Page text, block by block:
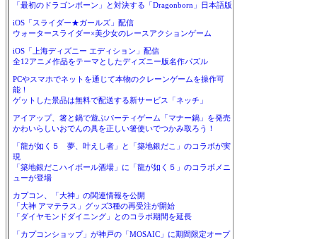
「最初のドラゴンボーン」と対決する「Dragonborn」日本語版
iOS「スライダー★ガールズ」配信
ウォータースライダー×美少女のレースアクションゲーム
iOS「上海ディズニー エディション」配信
全12アニメ作品をテーマとしたディズニー版名作パズル
PCやスマホでネットを通じて本物のクレーンゲームを操作可
能！
ゲットした景品は無料で配送する新サービス「ネッチ」
アイアップ、箸と鍋で遊ぶパーティゲーム「マナー鍋」を発売
かわいらしいおでんの具を正しい箸使いでつかみ取ろう！
「龍が如く５ 夢、叶えし者」と「築地銀だこ」のコラボが実
現
「築地銀だこハイボール酒場」に「龍が如く５」のコラボメニ
ューが登場
カプコン、「大神」の関連情報を公開
「大神 アマテラス」グッズ3種の再受注が開始
「ダイヤモンドダイニング」とのコラボ期間を延長
「カプコンショップ」が神戸の「MOSAIC」に期間限定オープ